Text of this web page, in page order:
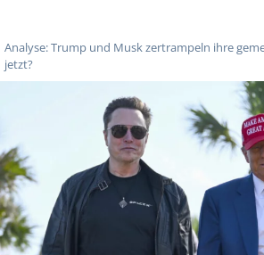
Analyse: Trump und Musk zertrampeln ihre
jetzt?